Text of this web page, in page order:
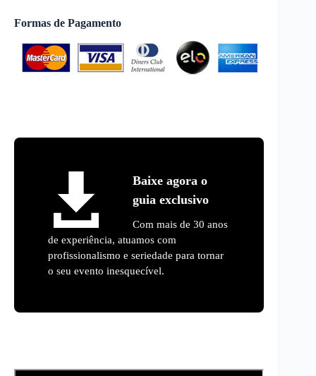
Formas de Pagamento
Baixe agora o
guia exclusivo
Com mais de 30 anos
de experiência, atuamos com
profissionalismo e seriedade para tornar
o seu evento inesquecível.